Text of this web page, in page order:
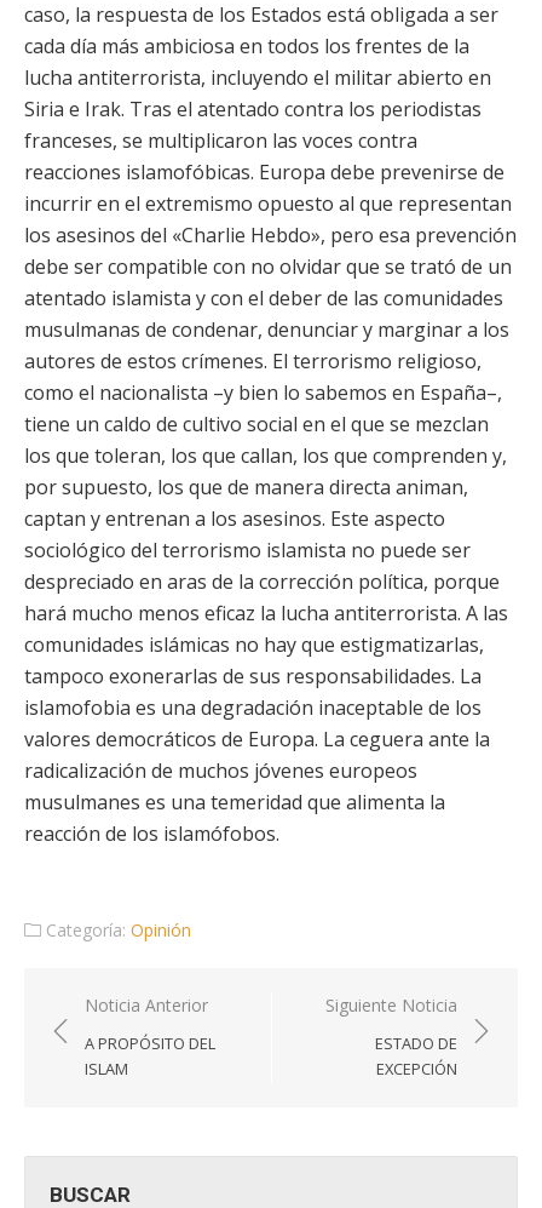
caso, la respuesta de los Estados está obligada a ser
cada día más ambiciosa en todos los frentes de la
lucha antiterrorista, incluyendo el militar abierto en
Siria e Irak. Tras el atentado contra los periodistas
franceses, se multiplicaron las voces contra
reacciones islamofóbicas. Europa debe prevenirse de
incurrir en el extremismo opuesto al que representan
los asesinos del «Charlie Hebdo», pero esa prevención
debe ser compatible con no olvidar que se trató de un
atentado islamista y con el deber de las comunidades
musulmanas de condenar, denunciar y marginar a los
autores de estos crímenes. El terrorismo religioso,
como el nacionalista –y bien lo sabemos en España–,
tiene un caldo de cultivo social en el que se mezclan
los que toleran, los que callan, los que comprenden y,
por supuesto, los que de manera directa animan,
captan y entrenan a los asesinos. Este aspecto
sociológico del terrorismo islamista no puede ser
despreciado en aras de la corrección política, porque
hará mucho menos eficaz la lucha antiterrorista. A las
comunidades islámicas no hay que estigmatizarlas,
tampoco exonerarlas de sus responsabilidades. La
islamofobia es una degradación inaceptable de los
valores democráticos de Europa. La ceguera ante la
radicalización de muchos jóvenes europeos
musulmanes es una temeridad que alimenta la
reacción de los islamófobos.
Categoría: Opinión
Navegación
de
entradas
Noticia Anterior
A PROPÓSITO DEL
ISLAM
Siguiente Noticia
ESTADO DE
EXCEPCIÓN
BUSCAR